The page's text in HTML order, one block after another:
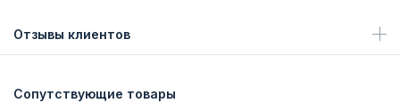
Отзывы клиентов
Сопутствующие товары